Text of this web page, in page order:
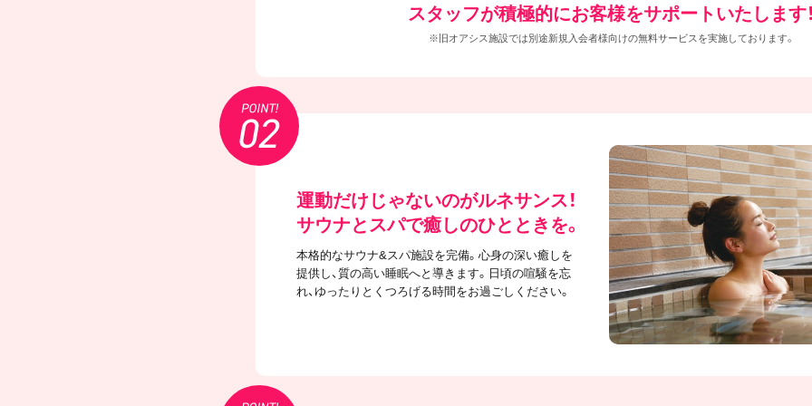
スタッフが積極的にお客様をサポートいたします
※旧オアシス施設では別途新規入会者様向けの無料サービスを実施しております。
運動だけじゃないのがルネサンス！
サウナとスパで癒しのひとときを。
本格的なサウナ&スパ施設を完備。心身の深い癒しを
提供し、質の高い睡眠へと導きます。日頃の喧騒を忘
れ、ゆったりとくつろげる時間をお過ごしください。